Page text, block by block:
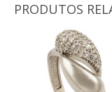
PRODUTOS